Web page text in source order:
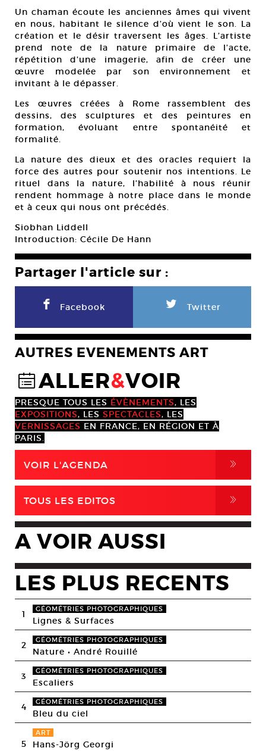
Un chaman écoute les anciennes âmes qui vivent
en nous, habitant le silence d’où vient le son. La
création et le désir traversent les âges. L’artiste
prend note de la nature primaire de l’acte,
répétition d’une imagerie, afin de créer une
œuvre modelée par son environnement et
invitant à le dépasser.
Les œuvres créées à Rome rassemblent des
dessins, des sculptures et des peintures en
formation, évoluant entre spontanéité et
formalité.
La nature des dieux et des oracles requiert la
force des autres pour soutenir nos intentions. Le
rituel dans la nature, l’habilité à nous réunir
rendent hommage à notre place dans le monde
et à ceux qui nous ont précédés.
Siobhan Liddell
Introduction: Cécile De Hann
Partager l'article sur :
F Facebook L Twitter
AUTRES EVENEMENTS ART
@ALLER&VOIR
PRESQUE TOUS LES ÉVÈNEMENTS, LES
EXPOSITIONS, LES SPECTACLES, LES
VERNISSAGES EN FRANCE, EN RÉGION ET À
PARIS.
VOIR L'AGENDA ,
TOUS LES EDITOS ,
A VOIR AUSSI
LES PLUS RECENTS
1 GÉOMÉTRIES PHOTOGRAPHIQUES
Lignes & Surfaces
2 GÉOMÉTRIES PHOTOGRAPHIQUES
Nature • André Rouillé
3 GÉOMÉTRIES PHOTOGRAPHIQUES
Escaliers
4 GÉOMÉTRIES PHOTOGRAPHIQUES
Bleu du ciel
5
ART
Hans-Jörg Georgi